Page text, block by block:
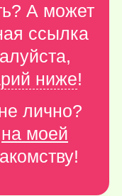
А может
ссылка
ниже!
лично?
на моей